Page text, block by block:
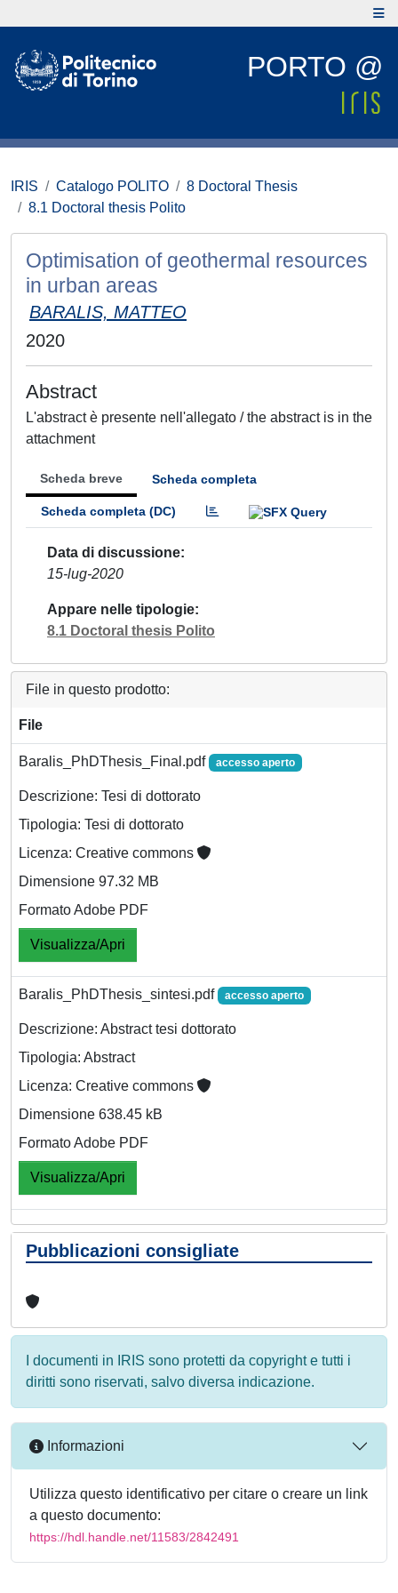
PORTO @
IRIS Catalogo POLITO
8 Doctoral Thesis
8.1 Doctoral thesis Polito
Optimisation of geothermal resources
in urban areas
BARALIS, MATTEO
2020
Abstract
L'abstract è presente nell'allegato / the abstract is in the
attachment
Scheda breve Scheda completa
Scheda completa (DC)
Data di discussione
15-lug-2020
Appare nelle tipologie
8.1 Doctoral thesis Polito
File in questo prodotto:
File
Baralis_PhDThesis_Final.pdf accesso aperto
Descrizione: Tesi di dottorato
Tipologia: Tesi di dottorato
Licenza: Creative commons
Dimensione 97.32 MB
Formato Adobe PDF
Visualizza/Apri
Baralis_PhDThesis_sintesi.pdf accesso aperto
Descrizione: Abstract tesi dottorato
Tipologia: Abstract
Licenza: Creative commons
Dimensione 638.45 kB
Formato Adobe PDF
Visualizza/Apri
Pubblicazioni consigliate
I documenti in IRIS sono protetti da copyright e tutti i
diritti sono riservati, salvo diversa indicazione.
Informazioni
Utilizza questo identificativo per citare o creare un link
a questo documento:
https://hdl.handle.net/11583/2842491